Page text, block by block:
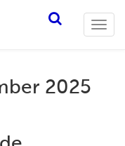
2025